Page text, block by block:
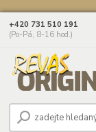
+420 731 510 191
(Po-Pá, 8-16 hod.)